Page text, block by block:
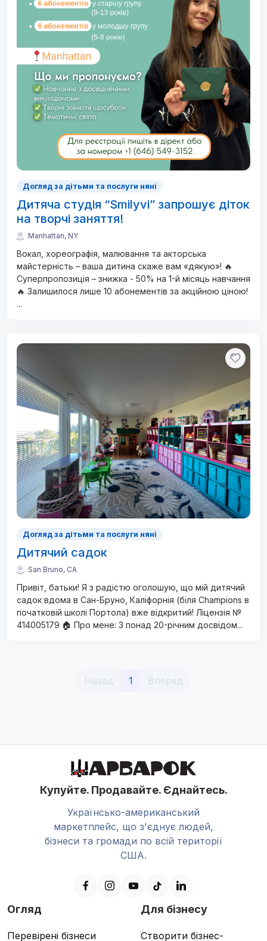
Догляд за дітьми та послуги няні
Дитяча студія “Smilyvi” запрошує діток
на творчі заняття!
Manhattan, NY
Вокал, хореографія, малювання та акторська
майстерність – ваша дитина скаже вам «дякую»! 🔥
Суперпропозиція – знижка - 50% на 1-й місяць навчання
🔥 Залишилося лише 10 абонементів за акційною ціною!
...
Догляд за дітьми та послуги няні
Дитячий садок
San Bruno, CA
Привіт, батьки! Я з радістю оголошую, що мій дитячий
садок вдома в Сан-Бруно, Каліфорнія (біля Champions в
початковій школі Портола) вже відкритий! Ліцензія №
414005179 🏠 Про мене: З понад 20-річним досвідом...
Назад 1(current)
Вперед
Купуйте. Продавайте. Єднайтесь.
Українсько-американський
маркетплейс, що з'єднує людей,
бізнеси та громади по всій території
США.
Огляд
Перевірені бізнеси
Для бізнесу
Створити бізнес-